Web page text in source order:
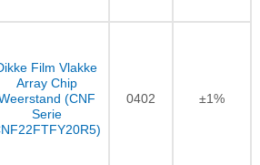
Film Vlakke
Array Chip
(CNF
Serie
0402 ±1%